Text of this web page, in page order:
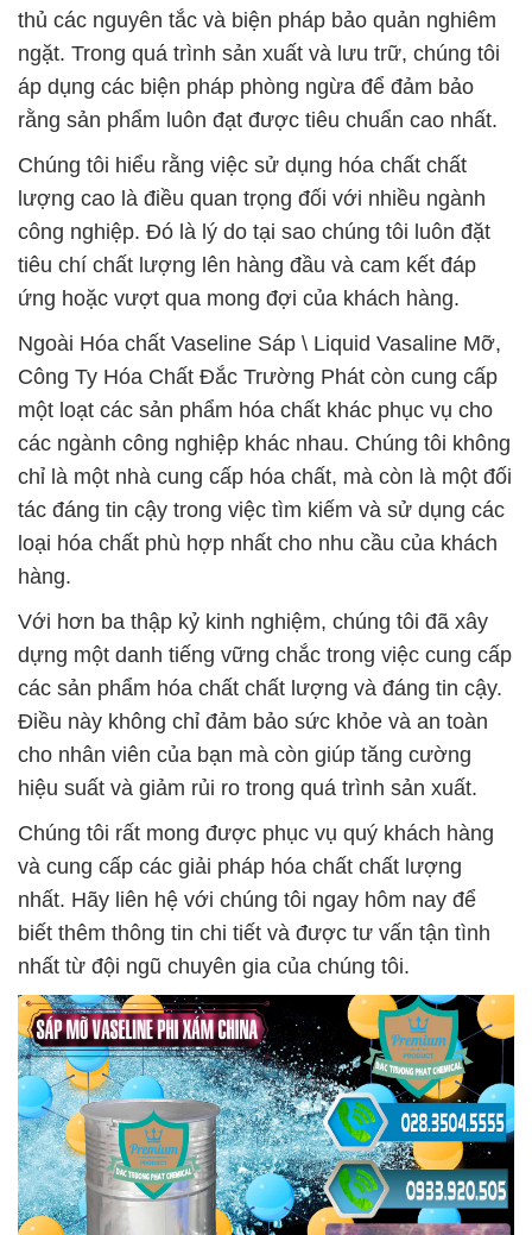
thủ các nguyên tắc và biện pháp bảo quản nghiêm
ngặt. Trong quá trình sản xuất và lưu trữ, chúng tôi
áp dụng các biện pháp phòng ngừa để đảm bảo
rằng sản phẩm luôn đạt được tiêu chuẩn cao nhất.
Chúng tôi hiểu rằng việc sử dụng hóa chất chất
lượng cao là điều quan trọng đối với nhiều ngành
công nghiệp. Đó là lý do tại sao chúng tôi luôn đặt
tiêu chí chất lượng lên hàng đầu và cam kết đáp
ứng hoặc vượt qua mong đợi của khách hàng.
Ngoài Hóa chất Vaseline Sáp \ Liquid Vasaline Mỡ,
Công Ty Hóa Chất Đắc Trường Phát còn cung cấp
một loạt các sản phẩm hóa chất khác phục vụ cho
các ngành công nghiệp khác nhau. Chúng tôi không
chỉ là một nhà cung cấp hóa chất, mà còn là một đối
tác đáng tin cậy trong việc tìm kiếm và sử dụng các
loại hóa chất phù hợp nhất cho nhu cầu của khách
hàng.
Với hơn ba thập kỷ kinh nghiệm, chúng tôi đã xây
dựng một danh tiếng vững chắc trong việc cung cấp
các sản phẩm hóa chất chất lượng và đáng tin cậy.
Điều này không chỉ đảm bảo sức khỏe và an toàn
cho nhân viên của bạn mà còn giúp tăng cường
hiệu suất và giảm rủi ro trong quá trình sản xuất.
Chúng tôi rất mong được phục vụ quý khách hàng
và cung cấp các giải pháp hóa chất chất lượng
nhất. Hãy liên hệ với chúng tôi ngay hôm nay để
biết thêm thông tin chi tiết và được tư vấn tận tình
nhất từ đội ngũ chuyên gia của chúng tôi.